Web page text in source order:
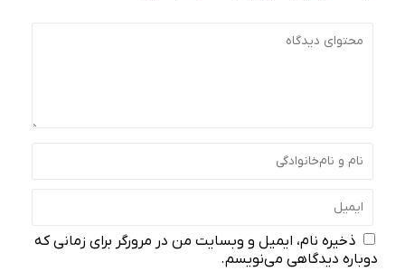
ذخیره نام، ایمیل و وبسایت من در مرورگر برای زمانی که
دوباره دیدگاهی می‌نویسم.